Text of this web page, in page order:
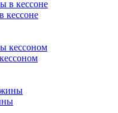
кессоне